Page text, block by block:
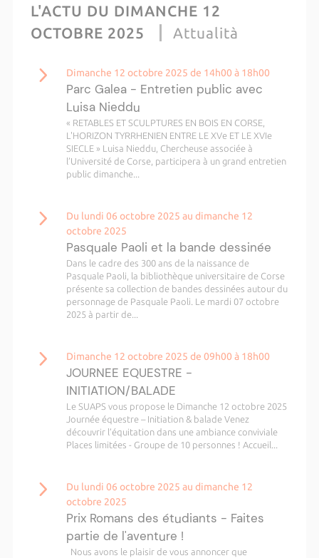
L'ACTU DU DIMANCHE 12
OCTOBRE 2025
Attualità
Dimanche 12 octobre 2025 de 14h00 à 18h00
Parc Galea - Entretien public avec
Luisa Nieddu
« RETABLES ET SCULPTURES EN BOIS EN CORSE,
L'HORIZON TYRRHENIEN ENTRE LE XVe ET LE XVIe
SIECLE » Luisa Nieddu, Chercheuse associée à
l’Université de Corse, participera à un grand entretien
public dimanche...
Du lundi 06 octobre 2025 au dimanche 12
octobre 2025
Pasquale Paoli et la bande dessinée
Dans le cadre des 300 ans de la naissance de
Pasquale Paoli, la bibliothèque universitaire de Corse
présente sa collection de bandes dessinées autour du
personnage de Pasquale Paoli. Le mardi 07 octobre
2025 à partir de...
Dimanche 12 octobre 2025 de 09h00 à 18h00
JOURNEE EQUESTRE -
INITIATION/BALADE
Le SUAPS vous propose le Dimanche 12 octobre 2025
Journée équestre – Initiation & balade Venez
découvrir l’équitation dans une ambiance conviviale
Places limitées - Groupe de 10 personnes ! Accueil...
Du lundi 06 octobre 2025 au dimanche 12
octobre 2025
Prix Romans des étudiants - Faites
partie de l'aventure !
Nous avons le plaisir de vous annoncer que